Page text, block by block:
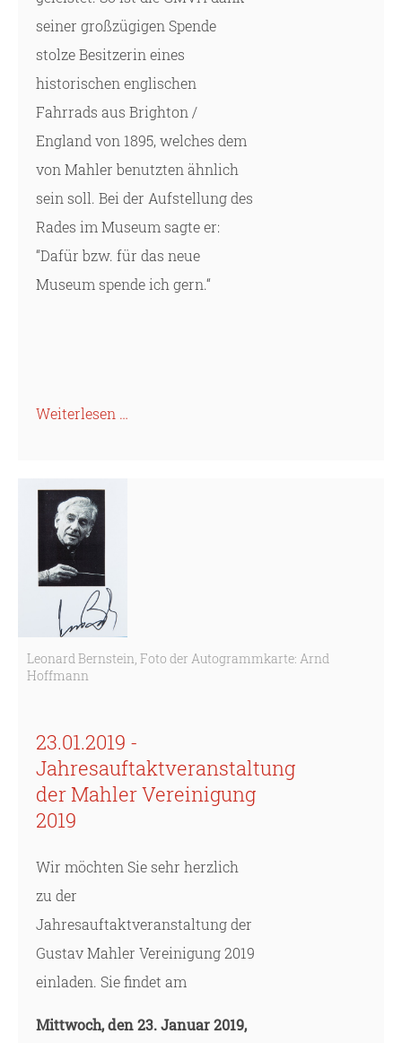
seiner großzügigen Spende
stolze Besitzerin eines
historischen englischen
Fahrrads aus Brighton /
England von 1895, welches dem
von Mahler benutzten ähnlich
sein soll. Bei der Aufstellung des
Rades im Museum sagte er:
“Dafür bzw. für das neue
Museum spende ich gern.“
Weiterlesen …
Leonard Bernstein, Foto der Autogrammkarte: Arnd
Hoffmann
23.01.2019 -
Jahresauftaktveranstaltung
der Mahler Vereinigung
2019
Wir möchten Sie sehr herzlich
zu der
Jahresauftaktveranstaltung der
Gustav Mahler Vereinigung 2019
einladen. Sie findet am
Mittwoch, den 23. Januar 2019,